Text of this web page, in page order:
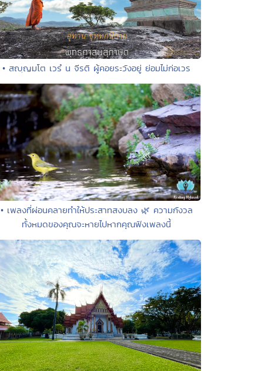
• สญฺญมโต เวรํ น จีรติ ผู้คอยระวังอยู่ ย่อมไม่ก่อเวร
• เพลงที่ผ่อนคลายทำให้ประสาทสงบลง 🌿 ความกังวล
ทั้งหมดของคุณจะหายไปหากคุณฟังเพลงนี้